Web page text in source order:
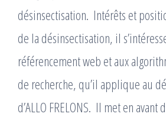
désinsectisation. ​ Intérêts et
de la désinsectisation, il
référencement web et aux
de recherche, qu’il applique au
d’ALLO FRELONS. ​ Il met en avant